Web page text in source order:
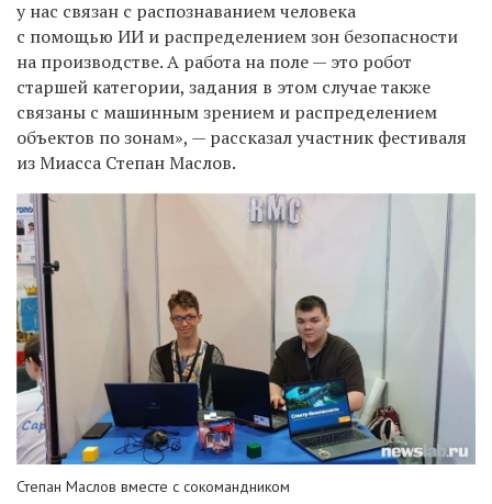
у нас связан с распознаванием человека
с помощью ИИ и распределением зон безопасности
на производстве. А работа на поле — это робот
старшей категории, задания в этом случае также
связаны с машинным зрением и распределением
объектов по зонам», — рассказал участник фестиваля
из Миасса Степан Маслов.
Степан Маслов вместе с сокомандником